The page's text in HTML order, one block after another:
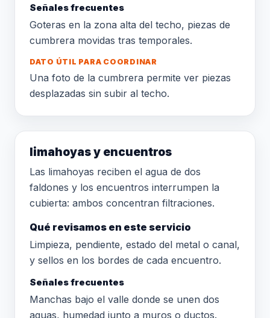
Señales frecuentes
Goteras en la zona alta del techo, piezas de
cumbrera movidas tras temporales.
DATO ÚTIL PARA COORDINAR
Una foto de la cumbrera permite ver piezas
desplazadas sin subir al techo.
limahoyas y encuentros
Las limahoyas reciben el agua de dos
faldones y los encuentros interrumpen la
cubierta: ambos concentran filtraciones.
Qué revisamos en este servicio
Limpieza, pendiente, estado del metal o canal,
y sellos en los bordes de cada encuentro.
Señales frecuentes
Manchas bajo el valle donde se unen dos
aguas, humedad junto a muros o ductos.